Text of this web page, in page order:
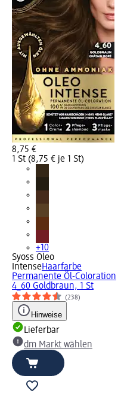
8,75 €
1 St (8,75 € je 1 St)
+10
Syoss Oleo
IntenseHaarfarbe
Permanente Öl-Coloration
4_60 Goldbraun, 1 St
(238)
Hinweise
Lieferbar
dm Markt wählen